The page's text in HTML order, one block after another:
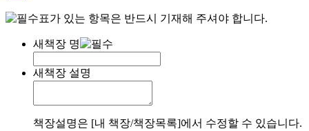
표가 있는 항목은 반드시 기재해 주셔야 합니다.
새책장 명
새책장 설명
책장설명은 [내 책장/책장목록]에서 수정할 수 있습니다.